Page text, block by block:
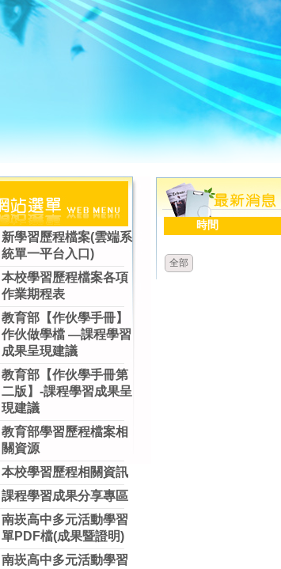
新學習歷程檔案(雲端系
統單一平台入口)
本校學習歷程檔案各項
作業期程表
教育部【作伙學手冊】
作伙做學檔 —課程學習
成果呈現建議
教育部【作伙學手冊第
二版】-課程學習成果呈
現建議
教育部學習歷程檔案相
關資源
本校學習歷程相關資訊
課程學習成果分享專區
南崁高中多元活動學習
單PDF檔(成果暨證明)
南崁高中多元活動學習
時間
全部